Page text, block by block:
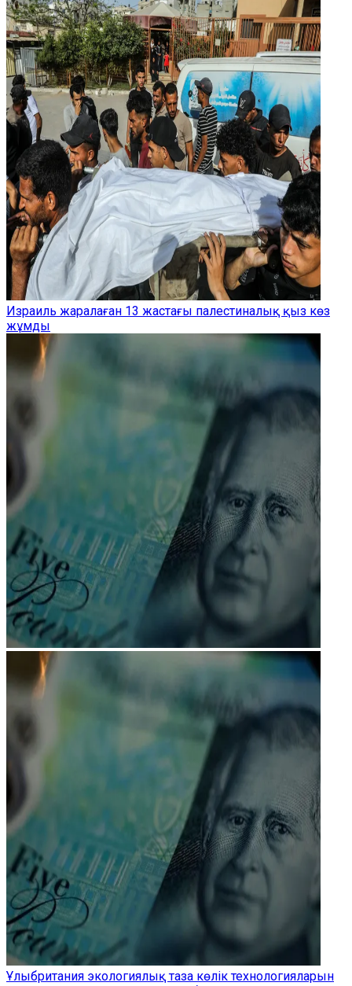
Израиль жаралаған 13 жастағы палестиналық қыз көз
жұмды
Ұлыбритания экологиялық таза көлік технологияларын